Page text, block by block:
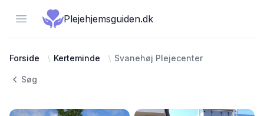
Open menuPlejehjemsguiden.dk
Forside Kerteminde Svanehøj Plejecenter
Søg